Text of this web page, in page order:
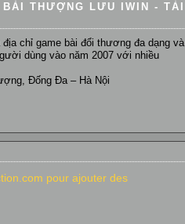
THƯỢNG LƯU IWIN - TẢI
chỉ game bài đổi thương đa dạng và
dùng vào năm 2007 với nhiều
Đống Đa – Hà Nội
pour ajouter des